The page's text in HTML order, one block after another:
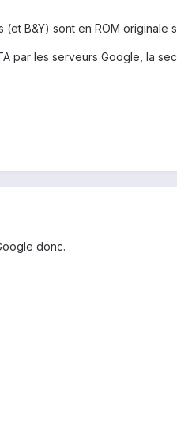
B&Y) sont en ROM originale
par les serveurs Google, la
donc.